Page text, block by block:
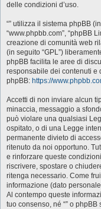
delle condizioni d’uso.
“” utilizza il sistema phpBB
“www.phpbb.com”, “phpBB
creazione di comunità web
(in seguito “GPL”)
phpBB facilita le aree di
responsabile dei contenuti e
phpBB: https://
Accetti di non inviare alcun
minaccia, messaggio a
può violare una qualsiasi
ospitato, o di una Legge
permanente divieto di
ritenuto da noi opportuno.
e rinforzare queste
riscrivere, spostare o
ritenga necessario. Come
informazione (dato
Al contempo queste
tuo consenso, né “” o